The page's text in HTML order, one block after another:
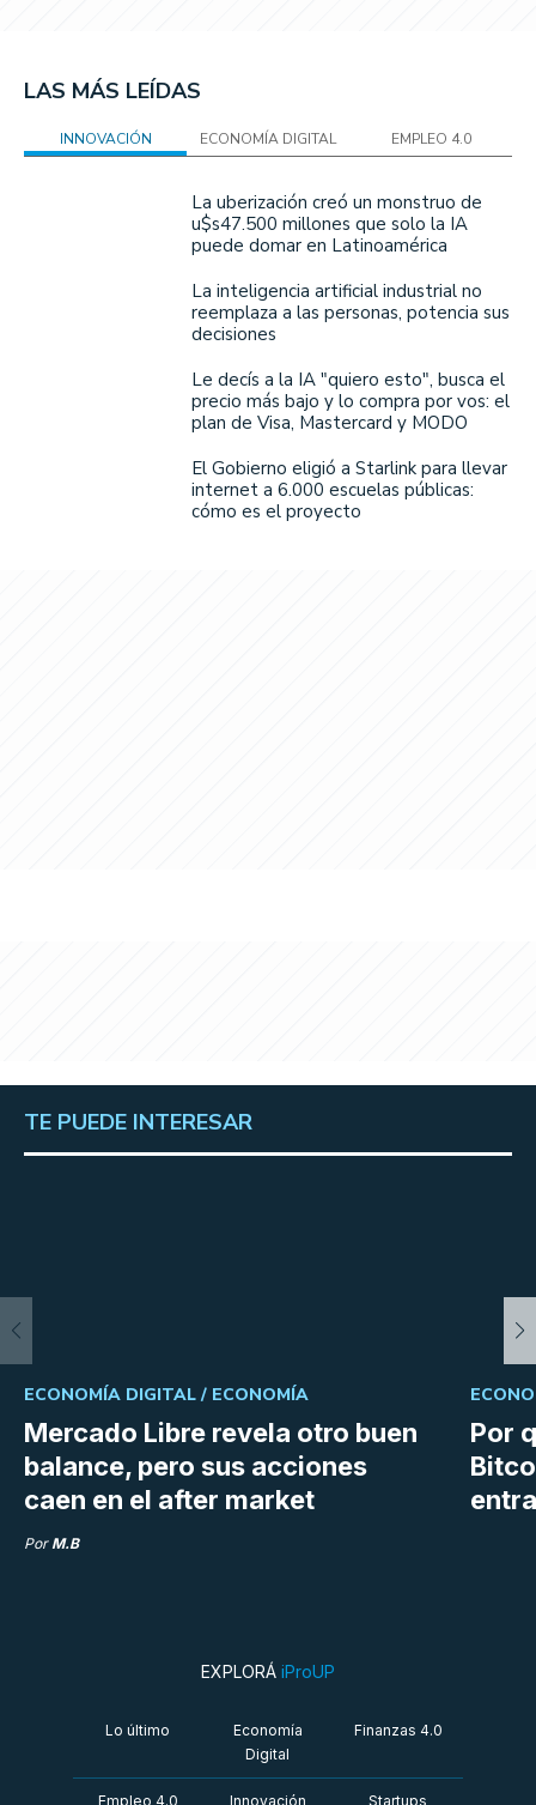
LAS MÁS LEÍDAS
INNOVACIÓN ECONOMÍA DIGITAL EMPLEO 4.0
La uberización creó un monstruo de
u$s47.500 millones que solo la IA
puede domar en Latinoamérica
La inteligencia artificial industrial no
reemplaza a las personas, potencia sus
decisiones
Le decís a la IA "quiero esto", busca el
precio más bajo y lo compra por vos: el
plan de Visa, Mastercard y MODO
El Gobierno eligió a Starlink para llevar
internet a 6.000 escuelas públicas:
cómo es el proyecto
TE PUEDE INTERESAR
Mercado Libre revela otro buen
balance, pero sus acciones
caen en el after market
ECONOMÍA DIGITAL / ECONOMÍA
Por M.B
Por
EXPLORÁ iProUP
Lo último
Economía
Digital
Finanzas 4.0
Empleo 4.0 Innovación Startups